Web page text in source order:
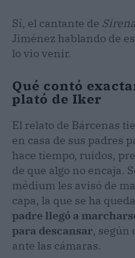
Sí, el cantante de
Jiménez hablando de
lo vio venir.
Qué contó
plató de Iker
El relato de Bárcenas
en casa de sus padres
hace tiempo, ruidos,
de que algo no encaja.
médium les avisó de
capa, la que se ha
padre llegó a
para descansar, según
ante las cámaras.